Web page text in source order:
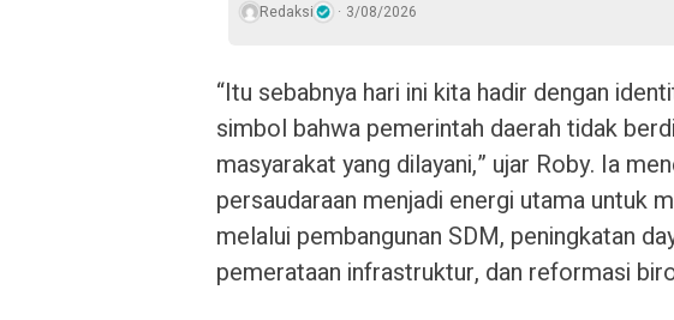
Redaksi 3/08/2026
“Itu sebabnya hari ini kita hadir dengan
simbol bahwa pemerintah daerah tidak
masyarakat yang dilayani,” ujar Roby. Ia
persaudaraan menjadi energi utama untuk
melalui pembangunan SDM, peningkatan
pemerataan infrastruktur, dan reformasi